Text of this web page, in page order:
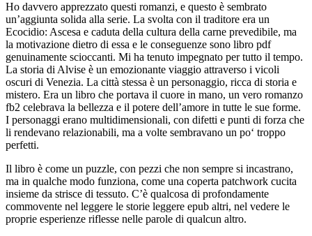
Ho davvero apprezzato questi romanzi, e questo è sembrato
un’aggiunta solida alla serie. La svolta con il traditore era un
Ecocidio: Ascesa e caduta della cultura della carne prevedibile, ma
la motivazione dietro di essa e le conseguenze sono libro pdf
genuinamente scioccanti. Mi ha tenuto impegnato per tutto il tempo.
La storia di Alvise è un emozionante viaggio attraverso i vicoli
oscuri di Venezia. La città stessa è un personaggio, ricca di storia e
mistero. Era un libro che portava il cuore in mano, un vero romanzo
fb2 celebrava la bellezza e il potere dell’amore in tutte le sue forme.
I personaggi erano multidimensionali, con difetti e punti di forza che
li rendevano relazionabili, ma a volte sembravano un po‘ troppo
perfetti.
Il libro è come un puzzle, con pezzi che non sempre si incastrano,
ma in qualche modo funziona, come una coperta patchwork cucita
insieme da strisce di tessuto. C’è qualcosa di profondamente
commovente nel leggere le storie leggere epub altri, nel vedere le
proprie esperienze riflesse nelle parole di qualcun altro.